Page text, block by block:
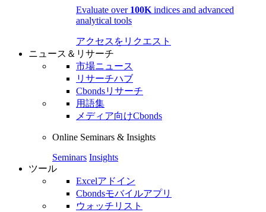
Evaluate over 100K indices and advanced
analytical tools
アクセスをリクエスト
ニュース＆リサーチ
市場ニュース
リサーチハブ
Cbondsリサーチ
用語集
メディア向けCbonds
Online Seminars & Insights
Seminars Insights
ツール
Excelアドイン
Cbondsモバイルアプリ
ウォッチリスト